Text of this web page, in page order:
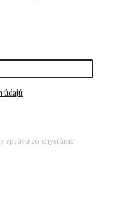
údajů
zprávu co chystáme